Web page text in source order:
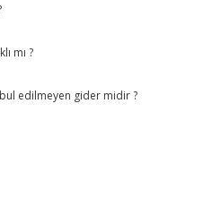
mı ?
edilmeyen gider midir ?